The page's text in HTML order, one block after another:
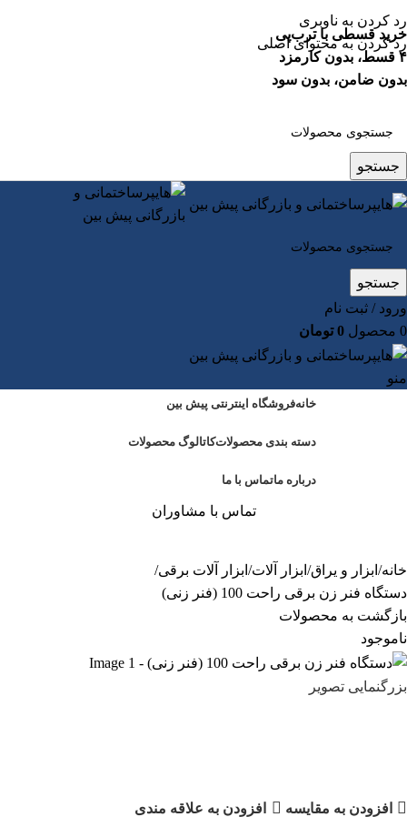
خرید قسطی با ترب‌پی
۴ قسط، بدون کارمزد
بدون ضامن، بدون سود
رد کردن به ناوبری
رد کردن به محتوای اصلی
جستجو
جستجو
ورود / ثبت نام
0 محصول 0 تومان
منو
خانهفروشگاه اینترنتی پیش بین
دسته بندی محصولاتکاتالوگ محصولات
درباره ماتماس با ما
تماس با مشاوران
خانه ابزار و یراق ابزار آلات ابزار آلات برقی
دستگاه فنر زن برقی راحت 100 (فنر زنی)
بازگشت به محصولات
ناموجود
بزرگنمایی تصویر
افزودن به مقایسه افزودن به علاقه مندی